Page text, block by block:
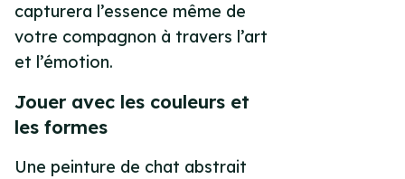
capturera l’essence même de
votre compagnon à travers l’art
et l’émotion.
Jouer avec les couleurs et
les formes
Une peinture de chat abstrait